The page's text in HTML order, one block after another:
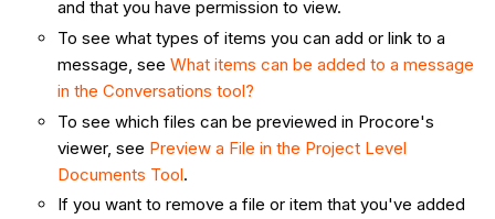
and that you have permission to view.
To see what types of items you can add or link to a
message, seeWhat items can be added to a message
in the Conversations tool?
To see which files can be previewed in Procore's
viewer, see Preview a File in the Project Level
Documents Tool.
If you want to remove a file or item that you've added